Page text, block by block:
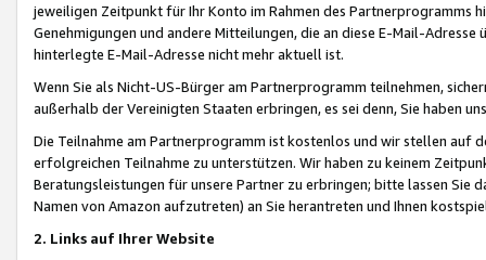
jeweiligen Zeitpunkt für Ihr Konto im Rahmen des Partnerprogramms
Genehmigungen und andere Mitteilungen, die an diese E-Mail-
hinterlegte E-Mail-Adresse nicht mehr aktuell ist.
Wenn Sie als Nicht-US-Bürger am Partnerprogramm teilnehmen,
außerhalb der Vereinigten Staaten erbringen, es sei denn, Sie haben
Die Teilnahme am Partnerprogramm ist kostenlos und wir stellen auf
erfolgreichen Teilnahme zu unterstützen. Wir haben zu keinem
Beratungsleistungen für unsere Partner zu erbringen; bitte lassen Sie
Namen von Amazon aufzutreten) an Sie herantreten und Ihnen
2. Links auf Ihrer Website